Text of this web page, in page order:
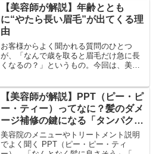
日聞かれる質問です。ネット記事を見て
も「しっとり」「サラサラ」ばか...
【美容師が解説】年齢ととも
に“やたら長い眉毛”が出てくる理
由
お客様からよく聞かれる質問のひとつ
が、「なんで歳を取ると眉毛だけ急に長
くなるの？」というもの。今回は、美容
長くなるの？結論から言うと、毛の成長
サイクル（毛周期）が...
【美容師が解説】PPT（ピー・ピ
ー・ティー）ってなに？髪のダメ
ージ補修の鍵になる「タンパク
質」の正体
美容院のメニューやトリートメント説明
でよく聞く PPT（ピー・ピー・ティ